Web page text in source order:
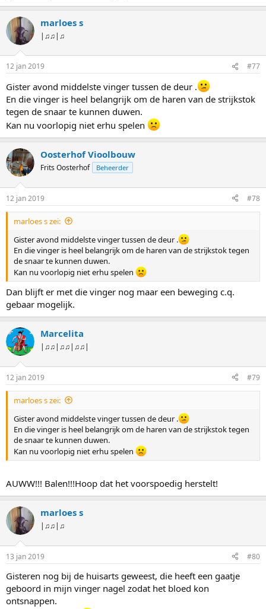
marloes s
|♫♫|♫
12 jan 2019 #77
Gister avond middelste vinger tussen de deur .
En die vinger is heel belangrijk om de haren van de strijkstok
tegen de snaar te kunnen duwen.
Kan nu voorlopig niet erhu spelen
Oosterhof Vioolbouw
Frits Oosterhof Beheerder
12 jan 2019 #78
marloes s zei:
Gister avond middelste vinger tussen de deur .
En die vinger is heel belangrijk om de haren van de strijkstok tegen
de snaar te kunnen duwen.
Kan nu voorlopig niet erhu spelen
Dan blijft er met die vinger nog maar een beweging c.q.
gebaar mogelijk.
Marcelita
|♫♫|♫♫|♫♫|
12 jan 2019 #79
marloes s zei:
Gister avond middelste vinger tussen de deur .
En die vinger is heel belangrijk om de haren van de strijkstok tegen
de snaar te kunnen duwen.
Kan nu voorlopig niet erhu spelen
AUWW!!! Balen!!!Hoop dat het voorspoedig herstelt!
marloes s
|♫♫|♫
13 jan 2019 #80
Gisteren nog bij de huisarts geweest, die heeft een gaatje
geboord in mijn vinger nagel zodat het bloed kon
ontsnappen.